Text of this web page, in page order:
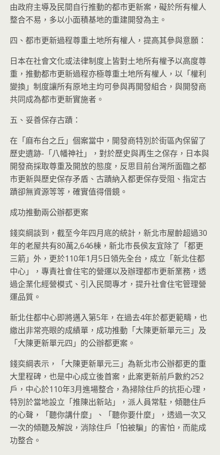
由政府主導及民間自行推動的都市更新案，礙於所有權人
整合不易，多以小面積基地的重建開發為主。
四、都市更新過程尊重土地所有權人，提高其參與意願：
日本在社會文化或法律制度上皆對土地所有權予以高度尊
重，推動都市更新過程亦極尊重土地所有權人，以「權利
變換」制度讓所有原地主均可參與再開發組合，與開發商
共同成為都市更新實施者。
五、妥善保存古蹟：
在「麻布台之丘」個案當中，開發商特別於街區內保留了
歷史遺跡-「八幡神社」，對於歷史與再生之保存，日本與
開發商採取尊重及開放的態度，反思目前台灣所面臨之都
市更新與歷史保存矛盾、古蹟納入都更保存受阻、指定古
蹟卻無資源等等，確實值得借鏡。
成功推動兩公辦都更案
錢奕綱談到，截至今年四月底的統計，新北市屋齡超過30
年的老屋共有80萬2,646棟，新北市長侯友宜除了「都更
三箭」外，更於110年1月5日領先全台，成立「新北住都
中心」，專責社會住宅的營運以及辦理都市更新業務，透
過企業化經營模式、引入民間專才，提升社會住宅管理營
運品質。
新北住都中心即將邁入第5年，在過去4年於都更範疇，也
繳出非常亮眼的成績單，成功推動「大陳更新單元三」及
「大陳更新單元四」的公辦都更案。
錢奕綱表示，「大陳更新單元三」為新北市公辦都更的重
大里程碑，也是中心成立後首案，此案更新前戶數約252
戶，中心於110年3月進場整合，為掃除住戶的抗拒心理，
特別於當地設立「推陳出新站」，派人員常駐，傾聽住戶
的心聲，「聽你講什麼」、「聽你要什麼」，透過一次又
一次的傾聽及解說，消除住戶「怕被騙」的害怕，而能成
功整合。